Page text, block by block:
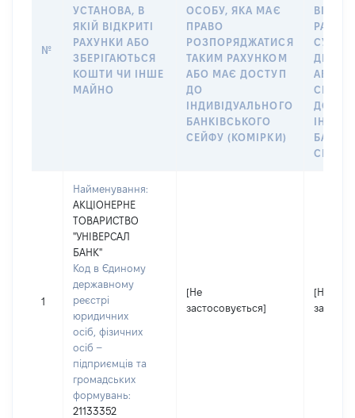
№
УСТАНОВА, В
ЯКІЙ ВІДКРИТІ
РАХУНКИ АБО
ЗБЕРІГАЮТЬСЯ
КОШТИ ЧИ ІНШЕ
МАЙНО
ОСОБУ, ЯКА МАЄ
ПРАВО
РОЗПОРЯДЖАТИСЯ
ТАКИМ РАХУНКОМ
АБО МАЄ ДОСТУП
ДО
ІНДИВІДУАЛЬНОГО
БАНКІВСЬКОГО
СЕЙФУ (КОМІРКИ)
АБО
СІМ’Ї
СЕЙФУ
1
Найменування:
АКЦІОНЕРНЕ
ТОВАРИСТВО
"УНІВЕРСАЛ
БАНК"
Код в Єдиному
державному
реєстрі
юридичних
осіб, фізичних
осіб –
підприємців та
громадських
формувань:
21133352
[Не
застосовується]
[Не